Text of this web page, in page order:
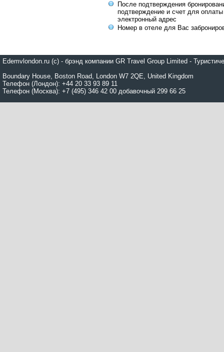
После подтверждения
подтверждение и счет для
электронный адрес
Номер в отеле для Вас
Edemvlondon.ru (c) - брэнд компании GR Travel Group Limited -
Boundary House, Boston Road, London W7 2QE, United Kingdom
Телефон (Лондон): +44 20 33 93 89 11
Телефон (Москва): +7 (495) 346 42 00 добавочный 299 66 25